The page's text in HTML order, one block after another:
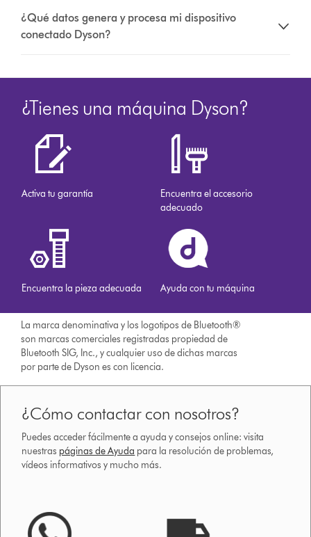
¿Qué datos genera y procesa mi dispositivo
conectado Dyson?
¿Tienes una máquina Dyson?
Activa tu garantía
Encuentra el accesorio
adecuado
Encuentra la pieza adecuada Ayuda con tu máquina
La marca denominativa y los logotipos de Bluetooth®
son marcas comerciales registradas propiedad de
Bluetooth SIG, Inc., y cualquier uso de dichas marcas
por parte de Dyson es con licencia.
¿Cómo contactar con nosotros?
Puedes acceder fácilmente a ayuda y consejos online: visita
nuestras páginas de Ayuda para la resolución de problemas,
vídeos informativos y mucho más.